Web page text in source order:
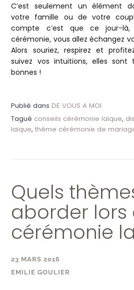
C’est seulement un élément
votre famille ou de votre
compte c’est que ce jour-
cérémonie, vous allez échangez
Alors souriez, respirez et
suivez vos intuitions, elles sont
bonnes !
Publié dansDE VOUS A MOI
Tagué conseils cérémonie laïque,
laïque,thème cérémonie de
Quels
aborder lors
cérémonie
23 MARS 2016
EMILIE GOULIER